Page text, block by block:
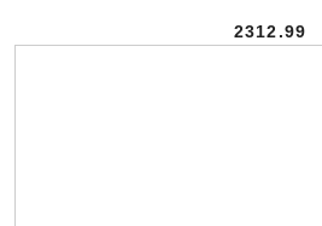
Cena:
2312.99